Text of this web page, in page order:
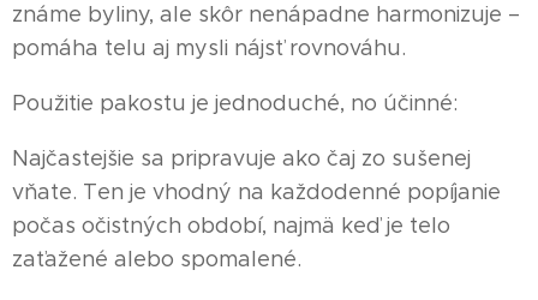
známe byliny, ale skôr nenápadne harmonizuje –
pomáha telu aj mysli nájsť rovnováhu.
Použitie pakostu je jednoduché, no účinné:
Najčastejšie sa pripravuje ako čaj zo sušenej
vňate. Ten je vhodný na každodenné popíjanie
počas očistných období, najmä keď je telo
zaťažené alebo spomalené.